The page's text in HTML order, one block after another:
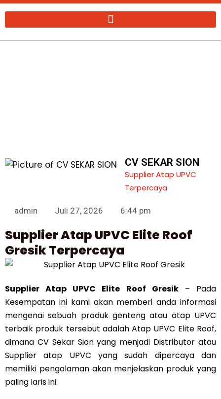
Lewati
CV SEKAR SION
Supplier Atap UPVC
Terpercaya
admin Juli 27, 2026 6:44 pm
Supplier Atap UPVC Elite Roof
Gresik Terpercaya
Supplier Atap UPVC Elite Roof Gresik– Pada
Kesempatan ini kami akan memberi anda informasi
mengenai sebuah produk genteng atau atap UPVC
terbaik produk tersebut adalah Atap UPVC Elite Roof,
dimana CV Sekar Sion yang menjadi Distributor atau
Supplier atap UPVC yang sudah dipercaya dan
memiliki pengalaman akan menjelaskan produk yang
paling laris ini.